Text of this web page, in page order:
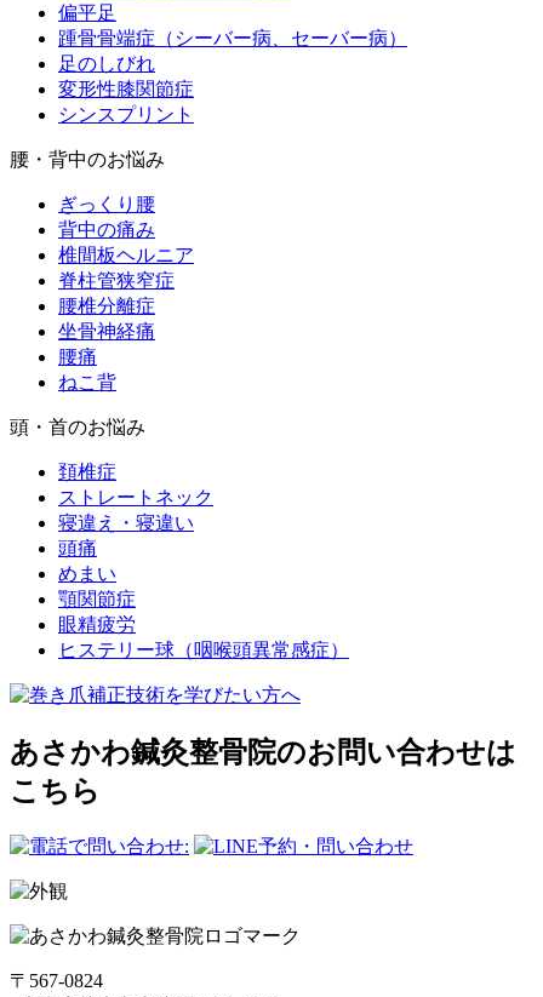
偏平足
踵骨骨端症（シーバー病、セーバー病）
足のしびれ
変形性膝関節症
シンスプリント
腰・背中のお悩み
ぎっくり腰
背中の痛み
椎間板ヘルニア
脊柱管狭窄症
腰椎分離症
坐骨神経痛
腰痛
ねこ背
頭・首のお悩み
頚椎症
ストレートネック
寝違え・寝違い
頭痛
めまい
顎関節症
眼精疲労
ヒステリー球（咽喉頭異常感症）
あさかわ鍼灸整⾻院のお問い合わせは
こちら
〒567-0824